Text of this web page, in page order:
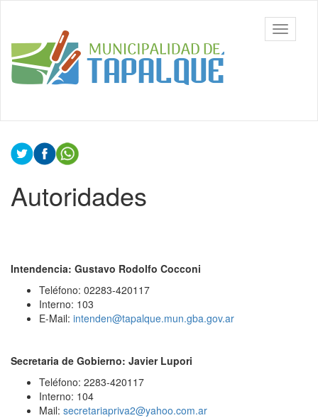
principal
Municipalidad
de Tapalqué,
Buenos Aires
barra
Contenido
principal
Autoridades
Intendencia: Gustavo Rodolfo Cocconi
Teléfono: 02283-420117
Interno: 103
E-Mail: intenden@tapalque.mun.gba.gov.ar
Secretaria de Gobierno: Javier Lupori
Teléfono: 2283-420117
Interno: 104
Mail: secretariapriva2@yahoo.com.ar